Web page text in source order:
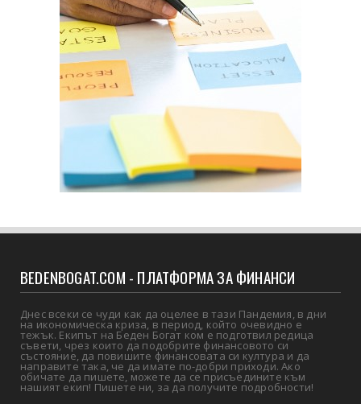
BEDENBOGAT.COM - ПЛАТФОРМА ЗА ФИНАНСИ
Днес всеки се чуди как да оцелее в тази Пандемия, в дни
на икономическа криза, в период, който очевидно е
тежък. Екипът на Беден Богат ком е подготвил редица
съвети, чрез които да подобрите финансовото си
състояние, да повишите финансовата си култура и да
направите така, че да имате по-добри приходи. Ако
обичате да пишете, можете да се присъедините към
нашият екип! Пишете ни, за да получите подробности!